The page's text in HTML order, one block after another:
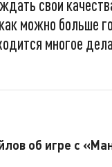
свои
можно больше
многое
об игре с